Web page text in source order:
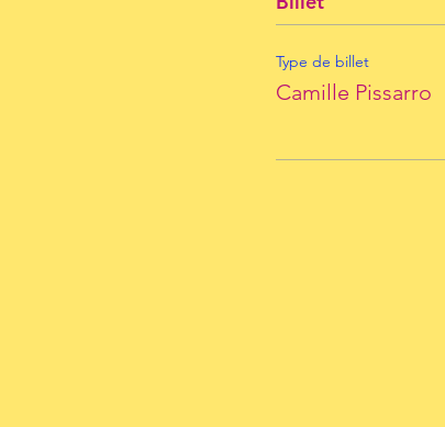
Type de billet
Camille Pissarro